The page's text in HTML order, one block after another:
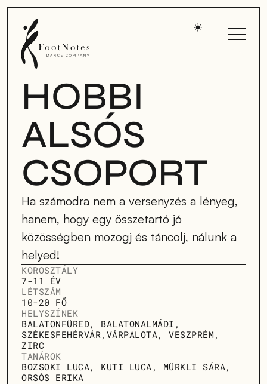
HOBBI
ALSÓS
CSOPORT
Ha számodra nem a versenyzés a lényeg,
hanem, hogy egy összetartó jó
közösségben mozogj és táncolj, nálunk a
helyed!
KOROSZTÁLY
7-11 ÉV
LÉTSZÁM
10-20 FŐ
HELYSZÍNEK
BALATONFÜRED, BALATONALMÁDI,
SZÉKESFEHÉRVÁR,VÁRPALOTA, VESZPRÉM,
ZIRC
TANÁROK
BOZSOKI LUCA, KUTI LUCA, MÜRKLI SÁRA,
ORSÓS ERIKA